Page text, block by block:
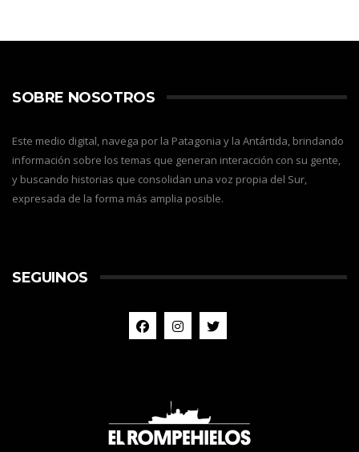
SOBRE NOSOTROS
Este medio digital, navega por la Patagonia y la Antártida, brindando
información sobre los temas que generan interacción con su gente,
y buscando historias que consolidan una voz propia del Sur,
expresada de la forma más amplia posible.
SEGUINOS